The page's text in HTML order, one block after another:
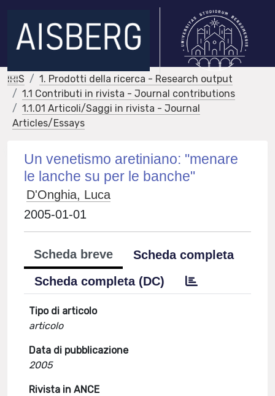
IRIS
1. Prodotti della ricerca - Research output
1.1 Contributi in rivista - Journal contributions
1.1.01 Articoli/Saggi in rivista - Journal
Articles/Essays
Un venetismo aretiniano: "menare
le lanche su per le banche"
D'Onghia, Luca
2005-01-01
Scheda breve
Scheda completa
Scheda completa (DC)
Tipo di articolo
articolo
Data di pubblicazione
2005
Rivista in ANCE